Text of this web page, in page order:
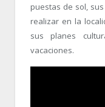
puestas de sol,
realizar en la
sus planes
vacaciones.